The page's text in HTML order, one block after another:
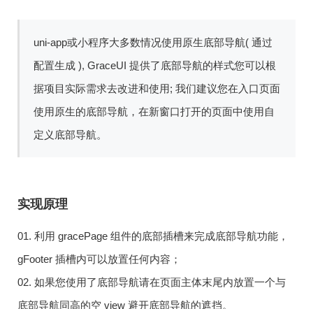
uni-app或小程序大多数情况使用原生底部导航( 通过
配置生成 ), GraceUI 提供了底部导航的样式您可以根
据项目实际需求去改进和使用; 我们建议您在入口页面
使用原生的底部导航，在新窗口打开的页面中使用自
定义底部导航。
实现原理
01. 利用 gracePage 组件的底部插槽来完成底部导航功能，
gFooter 插槽内可以放置任何内容；
02. 如果您使用了底部导航请在页面主体末尾内放置一个与
底部导航同高的空 view 避开底部导航的遮挡。